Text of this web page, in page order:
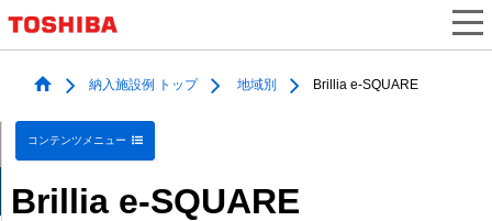
納入施設例 トップ 地域別 Brillia e-SQUARE
コンテンツメニュー
Brillia e-SQUARE